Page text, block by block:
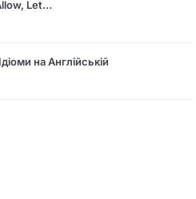
Let…
на Англійській